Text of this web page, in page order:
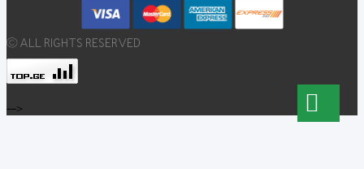
© ALL RIGHTS RESERVED
-->